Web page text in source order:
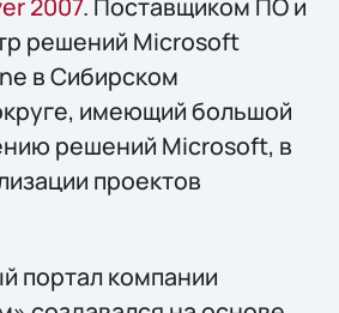
решений Microsoft
в Сибирском
имеющий большой
решений Microsoft, в
проектов
портал компании